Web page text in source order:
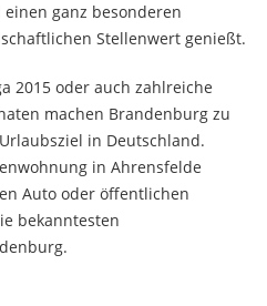
ganz besonderen
Stellenwert genießt.
2015 oder auch zahlreiche
machen Brandenburg zu
in Deutschland.
in Ahrensfelde
Auto oder öffentlichen
bekanntesten